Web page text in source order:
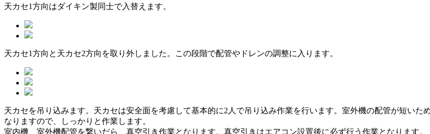
天カセ1方向はダイキン製同士で入替えます。
天カセ1方向と天カセ2方向を取り外しました。この段階で配管やドレンの調整に入ります。
天カセを吊り込みます。天カセは安全面を考慮して基本的に2人で吊り込み作業を行います。室外機の配管が短い
なりますので、しっかりと作業します。
室内機、室外機配管を繋いだら、真空引き作業となります。真空引きはエアコン設置後に必ず行う作業となります。